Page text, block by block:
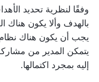
وفقًا لنظرية تحديد
بالهدف وألا يكون هناك
يجب أن يكون هناك
يتمكن المدير من
إليه بمجرد اكتمالها.